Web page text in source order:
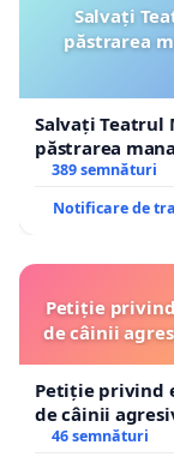
Salvați
păstrarea
Salvați Teatrul
păstrarea
ROGOJAN
389 semnături
Notificare de
Petiție
de câinii
Petiție privind
de câinii
46 semnături